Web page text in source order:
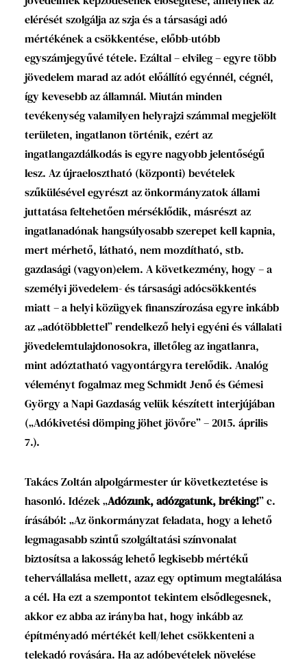
elérését szolgálja az szja és a társasági adó
mértékének a csökkentése, előbb-utóbb
egyszámjegyűvé tétele. Ezáltal – elvileg – egyre több
jövedelem marad az adót előállító egyénnél, cégnél,
így kevesebb az államnál. Miután minden
tevékenység valamilyen helyrajzi számmal megjelölt
területen, ingatlanon történik, ezért az
ingatlangazdálkodás is egyre nagyobb jelentőségű
lesz. Az újraelosztható (központi) bevételek
szűkülésével egyrészt az önkormányzatok állami
juttatása feltehetően mérséklődik, másrészt az
ingatlanadónak hangsúlyosabb szerepet kell kapnia,
mert mérhető, látható, nem mozdítható, stb.
gazdasági (vagyon)elem. A következmény, hogy – a
személyi jövedelem- és társasági adócsökkentés
miatt – a helyi közügyek finanszírozása egyre inkább
az „adótöbblettel” rendelkező helyi egyéni és vállalati
jövedelemtulajdonosokra, illetőleg az ingatlanra,
mint adóztatható vagyontárgyra terelődik. Analóg
véleményt fogalmaz meg Schmidt Jenő és Gémesi
György a Napi Gazdaság velük készített interjújában
(„Adókivetési dömping jöhet jövőre” – 2015. április
7.).
Takács Zoltán alpolgármester úr következtetése is
hasonló. Idézek „Adózunk, adózgatunk, bréking!” c.
írásából: „Az önkormányzat feladata, hogy a lehető
legmagasabb szintű szolgáltatási színvonalat
biztosítsa a lakosság lehető legkisebb mértékű
tehervállalása mellett, azaz egy optimum megtalálása
a cél. Ha ezt a szempontot tekintem elsődlegesnek,
akkor ez abba az irányba hat, hogy inkább az
építményadó mértékét kell/lehet csökkenteni a
telekadó rovására. Ha az adóbevételek növelése